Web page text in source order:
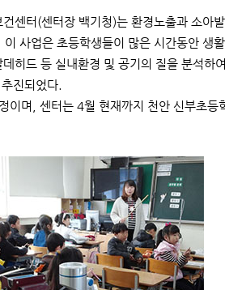
센터(센터장 백기청)는 환경노출과 소아
이 사업은 초등학생들이 많은 시간동안
히드 등 실내환경 및 공기의 질을 분석
진되었다.
이며, 센터는 4월 현재까지 천안 신부초